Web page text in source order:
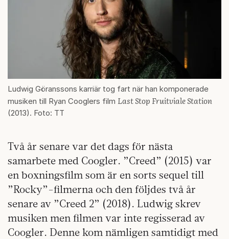
Ludwig Göranssons karriär tog fart när han komponerade
musiken till Ryan Cooglers film Last Stop Fruitviale Station
(2013). Foto: TT
Två år senare var det dags för nästa
samarbete med Coogler. ”Creed” (2015) var
en boxningsfilm som är en sorts sequel till
”Rocky”-filmerna och den följdes två år
senare av ”Creed 2” (2018). Ludwig skrev
musiken men filmen var inte regisserad av
Coogler. Denne kom nämligen samtidigt med